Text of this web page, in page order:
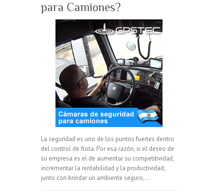
para Camiones?
La seguridad es uno de los puntos fuertes dentro
del control de flota. Por esa razón, si el deseo de
su empresa es el de aumentar su competitividad,
incrementar la rentabilidad y la productividad,
junto con brindar un ambiente seguro,…